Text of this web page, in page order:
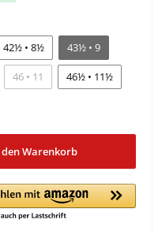
42½ • 8½ 43½ • 9
46 • 11 46½ • 11½
den Warenkorb